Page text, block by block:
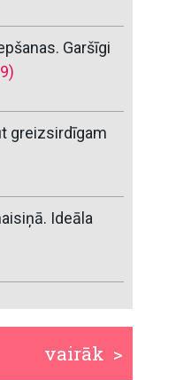
Garšīgi
greizsirdīgam
Ideāla
vairāk >